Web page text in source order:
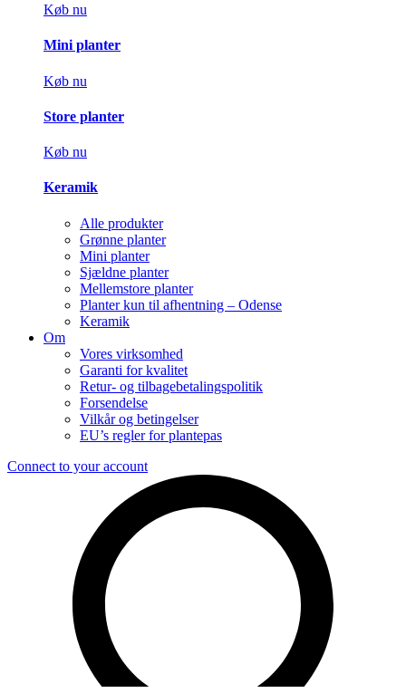
Køb nu
Mini planter
Køb nu
Store planter
Køb nu
Keramik
Alle produkter
Grønne planter
Mini planter
Sjældne planter
Mellemstore planter
Planter kun til afhentning – Odense
Keramik
Om
Vores virksomhed
Garanti for kvalitet
Retur- og tilbagebetalingspolitik
Forsendelse
Vilkår og betingelser
EU’s regler for plantepas
Connect to your account